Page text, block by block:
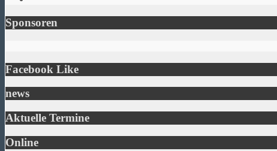
Sponsoren
Facebook Like
news
Aktuelle Termine
Online